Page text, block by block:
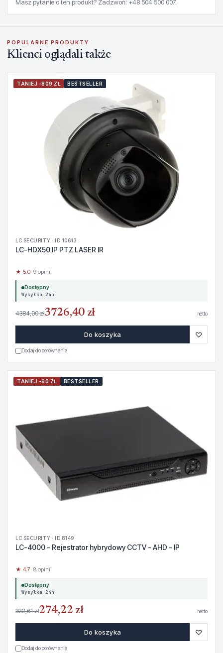
Masz pytanie o ten produkt? Zadzwoń: +48 504 500 007.
POPULARNE PRODUKTY
Klienci oglądali także
TANIEJ -809 ZŁ BESTSELLER
LC SECURITY · ID 10613
LC-HDX50 IP PTZ LASER IR
★ 5.0· 9 opinii
Dostępny
Wysyłka 24h
4384,00 zł3726,40 zł netto
Do koszyka ♡
Dodaj do porównania
TANIEJ -60 ZŁ BESTSELLER
LC SECURITY · ID 8149
LC-4000 - Rejestrator hybrydowy CCTV - AHD - IP
★ 4.7· 8 opinii
Dostępny
Wysyłka 24h
322,61 zł274,22 zł netto
Do koszyka ♡
Dodaj do porównania